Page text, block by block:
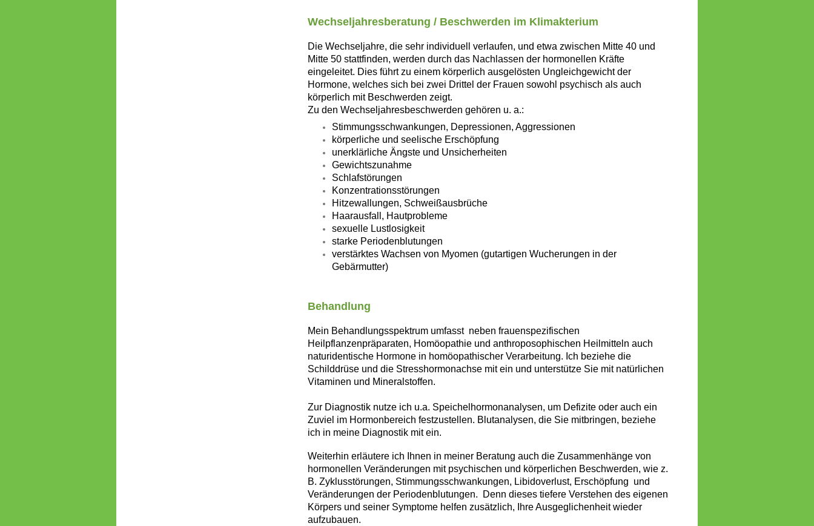
Wechseljahresberatung / Beschwerden im Klimakterium
Die Wechseljahre, die sehr individuell verlaufen, und etwa zwischen Mitte 40 und
Mitte 50 stattfinden, werden durch das Nachlassen der hormonellen Kräfte
eingeleitet. Dies führt zu einem körperlich ausgelösten Ungleichgewicht der
Hormone, welches sich bei zwei Drittel der Frauen sowohl psychisch als auch
körperlich mit Beschwerden zeigt.
Zu den Wechseljahresbeschwerden gehören u. a.:
Stimmungsschwankungen, Depressionen, Aggressionen
körperliche und seelische Erschöpfung
unerklärliche Ängste und Unsicherheiten
Gewichtszunahme
Schlafstörungen
Konzentrationsstörungen
Hitzewallungen, Schweißausbrüche
Haarausfall, Hautprobleme
sexuelle Lustlosigkeit
starke Periodenblutungen
verstärktes Wachsen von Myomen (gutartigen Wucherungen in der
Gebärmutter)
Behandlung
Mein Behandlungsspektrum umfasst neben frauenspezifischen
Heilpflanzenpräparaten, Homöopathie und anthroposophischen Heilmitteln auch
naturidentische Hormone in homöopathischer Verarbeitung. Ich beziehe die
Schilddrüse und die Stresshormonachse mit ein und unterstütze Sie mit natürlichen
Vitaminen und Mineralstoffen.
Zur Diagnostik nutze ich u.a. Speichelhormonanalysen, um Defizite oder auch ein
Zuviel im Hormonbereich festzustellen. Blutanalysen, die Sie mitbringen, beziehe
ich in meine Diagnostik mit ein.
Weiterhin erläutere ich Ihnen in meiner Beratung auch die Zusammenhänge von
hormonellen Veränderungen mit psychischen und körperlichen Beschwerden, wie z.
B. Zyklusstörungen, Stimmungsschwankungen, Libidoverlust, Erschöpfung und
Veränderungen der Periodenblutungen. Denn dieses tiefere Verstehen des eigenen
Körpers und seiner Symptome helfen zusätzlich, Ihre Ausgeglichenheit wieder
aufzubauen.